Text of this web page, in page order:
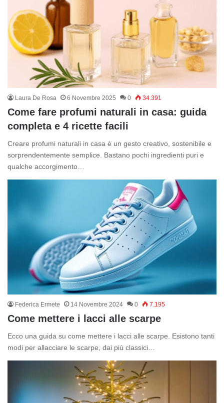
Laura De Rosa 6 Novembre 2025 0 34.391
Come fare profumi naturali in casa: guida
completa e 4 ricette facili
Creare profumi naturali in casa è un gesto creativo, sostenibile e
sorprendentemente semplice. Bastano pochi ingredienti puri e
qualche accorgimento…
Federica Ermete 14 Novembre 2024 0 7.195
Come mettere i lacci alle scarpe
Ecco una guida su come mettere i lacci alle scarpe. Esistono tanti
modi per allacciare le scarpe, dai più classici…